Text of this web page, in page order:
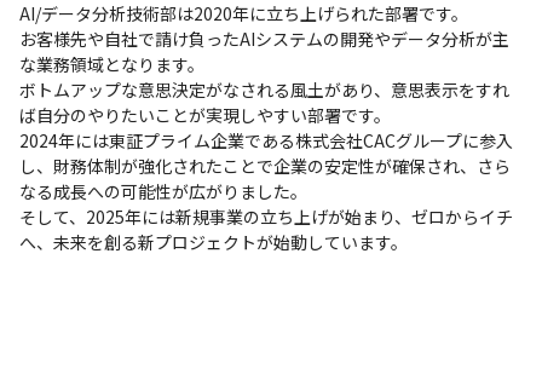
AI/データ分析技術部は2020年に立ち上げられた部署です。
お客様先や自社で請け負ったAIシステムの開発やデータ分析が主
な業務領域となります。
ボトムアップな意思決定がなされる風土があり、意思表示をすれ
ば自分のやりたいことが実現しやすい部署です。
2024年には東証プライム企業である株式会社CACグループに参入
し、財務体制が強化されたことで企業の安定性が確保され、さら
なる成長への可能性が広がりました。
そして、2025年には新規事業の立ち上げが始まり、ゼロからイチ
へ、未来を創る新プロジェクトが始動しています。